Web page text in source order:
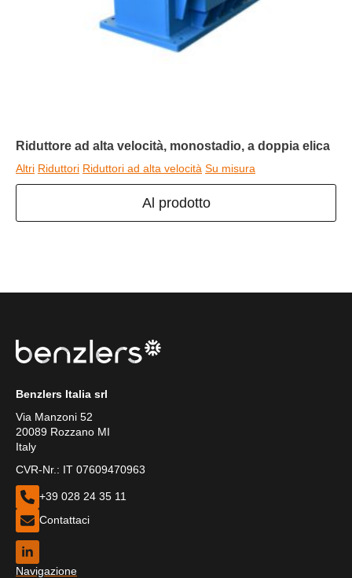
Riduttore ad alta velocità, monostadio, a doppia elica
Altri Riduttori Riduttori ad alta velocità Su misura
Al prodotto
Benzlers Italia srl
Via Manzoni 52
20089 Rozzano MI
Italy
CVR-Nr.: IT 07609470963
+39 028 24 35 11
Contattaci
Navigazione